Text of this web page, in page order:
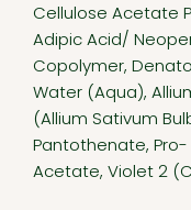
Cellulose Acetate
Adipic Acid/
Copolymer,
Water (Aqua),
(Allium Sativum
Pantothenate,
Acetate, Violet 2